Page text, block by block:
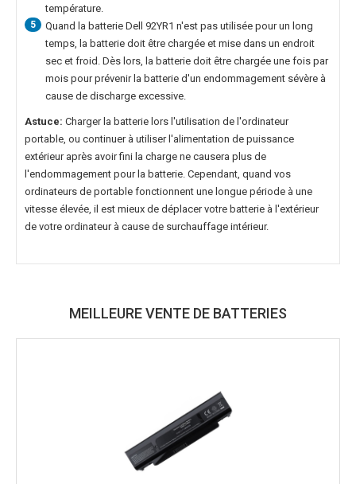
température.
5 Quand la batterie Dell 92YR1 n'est pas utilisée pour un long
temps, la batterie doit être chargée et mise dans un endroit
sec et froid. Dès lors, la batterie doit être chargée une fois par
mois pour prévenir la batterie d'un endommagement sévère à
cause de discharge excessive.
Astuce: Charger la batterie lors l'utilisation de l'ordinateur
portable, ou continuer à utiliser l'alimentation de puissance
extérieur après avoir fini la charge ne causera plus de
l'endommagement pour la batterie. Cependant, quand vos
ordinateurs de portable fonctionnent une longue période à une
vitesse élevée, il est mieux de déplacer votre batterie à l'extérieur
de votre ordinateur à cause de surchauffage intérieur.
MEILLEURE VENTE DE BATTERIES